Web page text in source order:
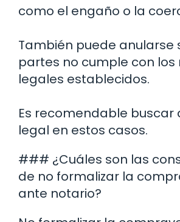
como el engaño o la
También puede anularse
partes no cumple con los
legales establecidos.
Es recomendable buscar
legal en estos casos.
### ¿Cuáles son las
de no formalizar la
ante notario?